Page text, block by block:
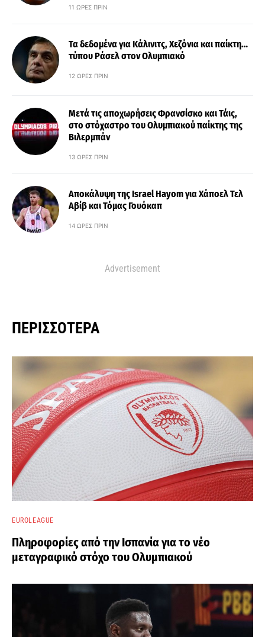
11 ΏΡΕΣ ΠΡΙΝ
Τα δεδομένα για Κάλινιτς, Χεζόνια και παίκτη…
τύπου Ράσελ στον Ολυμπιακό
12 ΏΡΕΣ ΠΡΙΝ
Μετά τις αποχωρήσεις Φρανσίσκο και Τάις,
στο στόχαστρο του Ολυμπιακού παίκτης της
Βιλερμπάν
13 ΏΡΕΣ ΠΡΙΝ
Αποκάλυψη της Israel Hayom για Χάποελ Τελ
Αβίβ και Τόμας Γουόκαπ
14 ΏΡΕΣ ΠΡΙΝ
Advertisement
ΠΕΡΙΣΣΌΤΕΡΑ
EUROLEAGUE
Πληροφορίες από την Ισπανία για το νέο
μεταγραφικό στόχο του Ολυμπιακού